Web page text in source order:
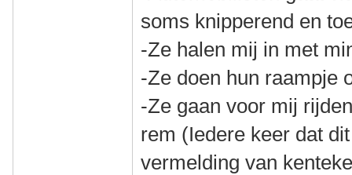
soms knipperend en
-Ze halen mij in met
-Ze doen hun raampje
-Ze gaan voor mij
rem (Iedere keer dat
vermelding van